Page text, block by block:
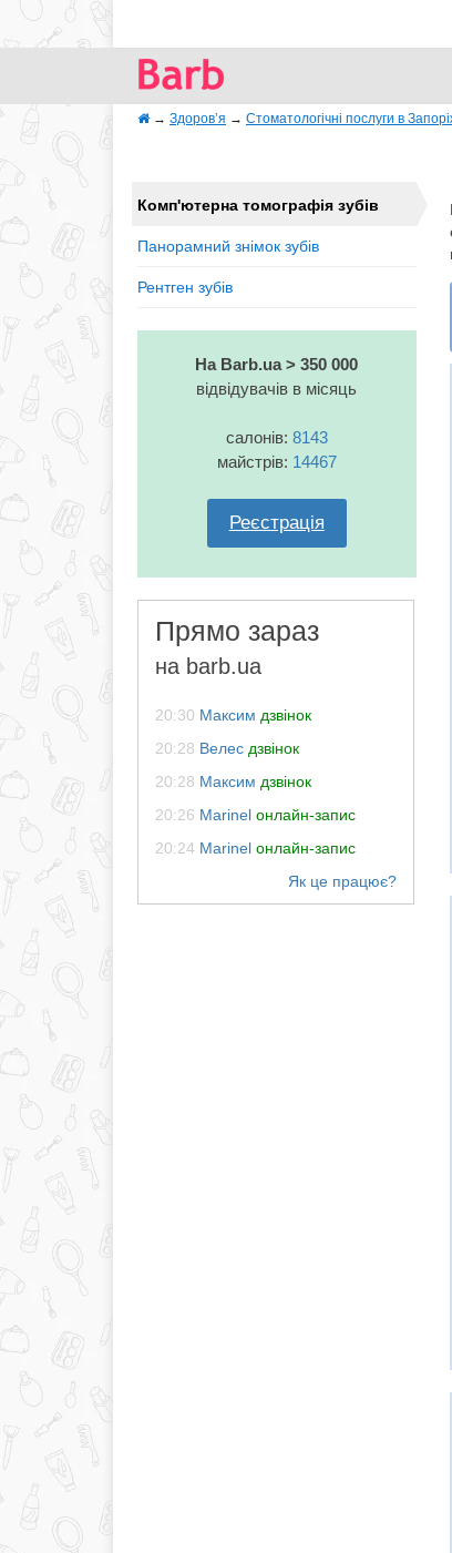
→ Здоров’я → Стоматологічні послуги в
Комп'ютерна томографія зубів
Панорамний знімок зубів
Рентген зубів
На Barb.ua > 350 000
відвідувачів в місяць
салонів: 8143
майстрів: 14467
Реєстрація
Прямо зараз
на barb.ua
20:30 Максим дзвінок
20:28 Велес дзвінок
20:28 Максим дзвінок
20:26 Marinel онлайн-запис
20:24 Marinel онлайн-запис